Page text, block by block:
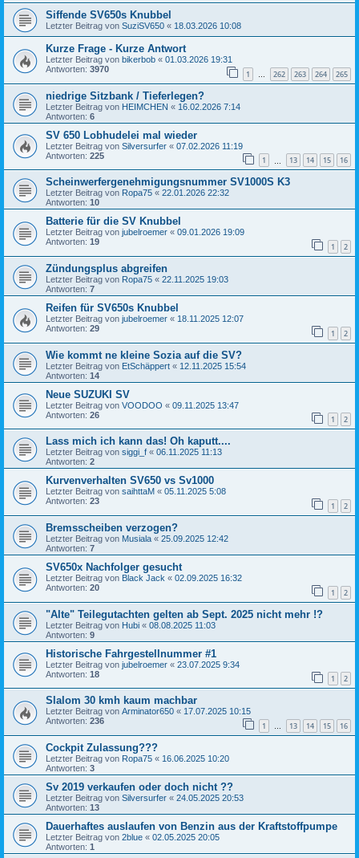
Siffende SV650s Knubbel
Letzter Beitrag von SuziSV650 « 18.03.2026 10:08
Kurze Frage - Kurze Antwort
Letzter Beitrag von bikerbob « 01.03.2026 19:31
Antworten: 3970 1 … 262 263 264 265
niedrige Sitzbank / Tieferlegen?
Letzter Beitrag von HEIMCHEN « 16.02.2026 7:14
Antworten: 6
SV 650 Lobhudelei mal wieder
Letzter Beitrag von Silversurfer « 07.02.2026 11:19
Antworten: 225 1 13 14 15 16
Scheinwerfergenehmigungsnummer SV1000S K3
Letzter Beitrag von Ropa75 « 22.01.2026 22:32
Antworten: 10
Batterie für die SV Knubbel
Letzter Beitrag von jubelroemer « 09.01.2026 19:09
Antworten: 19 1 2
Zündungsplus abgreifen
Letzter Beitrag von Ropa75 « 22.11.2025 19:03
Antworten: 7
Reifen für SV650s Knubbel
Letzter Beitrag von jubelroemer « 18.11.2025 12:07
Antworten: 29 1 2
Wie kommt ne kleine Sozia auf die SV?
Letzter Beitrag von EtSchäppert « 12.11.2025 15:54
Antworten: 14
Neue SUZUKI SV
Letzter Beitrag von VOODOO « 09.11.2025 13:47
Antworten: 26 1 2
Lass mich ich kann das! Oh kaputt....
Letzter Beitrag von siggi_f « 06.11.2025 11:13
Antworten: 2
Kurvenverhalten SV650 vs Sv1000
Letzter Beitrag von saihttaM « 05.11.2025 5:08
Antworten: 23 1 2
Bremsscheiben verzogen?
Letzter Beitrag von Musiala « 25.09.2025 12:42
Antworten: 7
SV650x Nachfolger gesucht
Letzter Beitrag von Black Jack « 02.09.2025 16:32
Antworten: 20 1 2
"Alte" Teilegutachten gelten ab Sept. 2025 nicht mehr !?
Letzter Beitrag von Hubi « 08.08.2025 11:03
Antworten: 9
Historische Fahrgestellnummer #1
Letzter Beitrag von jubelroemer « 23.07.2025 9:34
Antworten: 18 1 2
Slalom 30 kmh kaum machbar
Letzter Beitrag von Arminator650 « 17.07.2025 10:15
Antworten: 236 1 … 13 14 15 16
Cockpit Zulassung???
Letzter Beitrag von Ropa75 « 16.06.2025 10:20
Antworten: 3
Sv 2019 verkaufen oder doch nicht ??
Letzter Beitrag von Silversurfer « 24.05.2025 20:53
Antworten: 13
Dauerhaftes auslaufen von Benzin aus der Kraftstoffpumpe
Letzter Beitrag von 2blue « 02.05.2025 20:05
Antworten: 1